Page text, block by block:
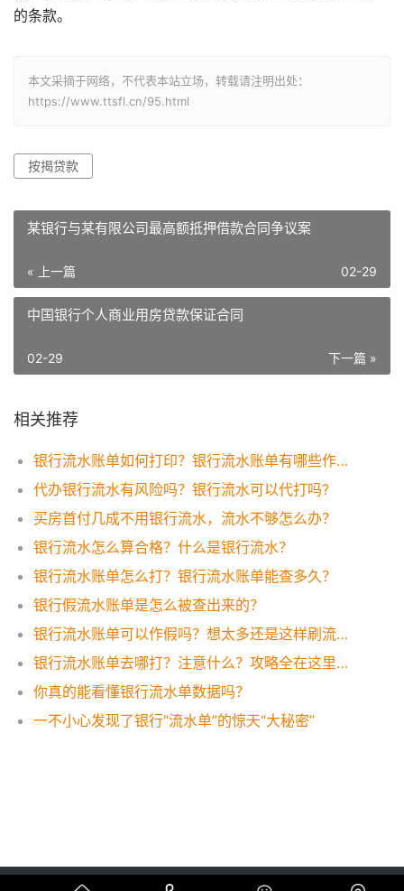
的条款。
本文采摘于网络，不代表本站立场，转载请注明出处：
https://www.ttsfl.cn/95.html
按揭贷款
某银行与某有限公司最高额抵押借款合同争议案
« 上一篇 02-29
中国银行个人商业用房贷款保证合同
下一篇 »
02-29
相关推荐
银行流水账单如何打印？银行流水账单有哪些作用？
代办银行流水有风险吗？银行流水可以代打吗?
买房首付几成不用银行流水，流水不够怎么办？
银行流水怎么算合格？什么是银行流水？
银行流水账单怎么打？银行流水账单能查多久？
银行假流水账单是怎么被查出来的？
银行流水账单可以作假吗？想太多还是这样刷流水才有效！
银行流水账单去哪打？注意什么？攻略全在这里，一看便知！
你真的能看懂银行流水单数据吗？
一不小心发现了银行“流水单”的惊天“大秘密”